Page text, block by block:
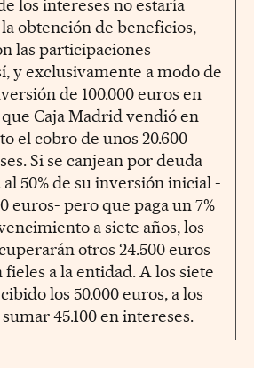
los intereses no estaría
obtención de beneficios,
las participaciones
y exclusivamente a modo de
de 100.000 euros en
Caja Madrid vendió en
el cobro de unos 20.600
Si se canjean por deuda
50% de su inversión inicial -
euros- pero que paga un 7%
a siete años, los
otros 24.500 euros
a la entidad. A los siete
los 50.000 euros, a los
45.100 en intereses.